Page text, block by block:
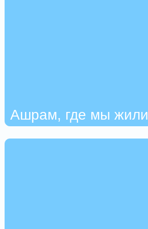
Ашрам, где мы жили